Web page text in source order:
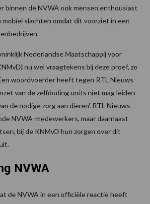
binnen de NVWA ook mensen enthousiast
slachten omdat dit voorziet in een
Nederlandse Maatschappij voor
nu wel vraagtekens bij deze proef, zo
woordvoerder heeft tegen RTL Nieuws
van de zelfdoding units niet mag leiden
de nodige zorg aan dieren'. RTL Nieuws
NVWA-medewerkers, maar daarnaast
bij de KNMvD hun zorgen over dit
NVWA
de NVWA in een officiële reactie heeft